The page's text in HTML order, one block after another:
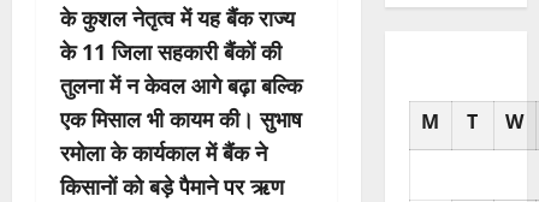
के कुशल नेतृत्व में यह बैंक राज्य
के 11 जिला सहकारी बैंकों की
तुलना में न केवल आगे बढ़ा बल्कि
एक मिसाल भी कायम की। सुभाष
रमोला के कार्यकाल में बैंक ने
किसानों को बड़े पैमाने पर ऋण
M T W